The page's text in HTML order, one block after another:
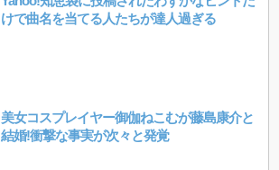
けで曲名を当てる人たちが達人過ぎる
美女コスプレイヤー御伽ねこむが藤島康介と
結婚!衝撃な事実が次々と発覚